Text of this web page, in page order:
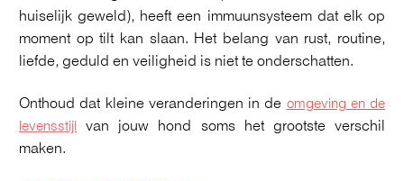
huiselijk geweld), heeft een immuunsysteem dat elk op
moment op tilt kan slaan. Het belang van rust, routine,
liefde, geduld en veiligheid is niet te onderschatten.
Onthoud dat kleine veranderingen in de omgeving en de
levensstijl
van jouw hond soms het grootste verschil
maken.